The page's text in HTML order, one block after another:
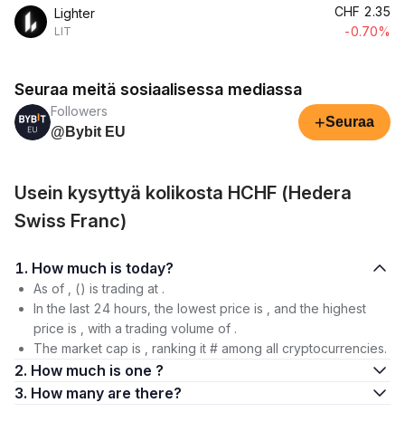
Lighter
LIT
CHF 2.35
-0.70%
Seuraa meitä sosiaalisessa mediassa
Followers
@Bybit EU
+Seuraa
Usein kysyttyä kolikosta HCHF (Hedera
Swiss Franc)
1. How much is today?
As of , () is trading at .
In the last 24 hours, the lowest price is , and the highest
price is , with a trading volume of .
The market cap is , ranking it # among all cryptocurrencies.
2. How much is one ?
3. How many are there?